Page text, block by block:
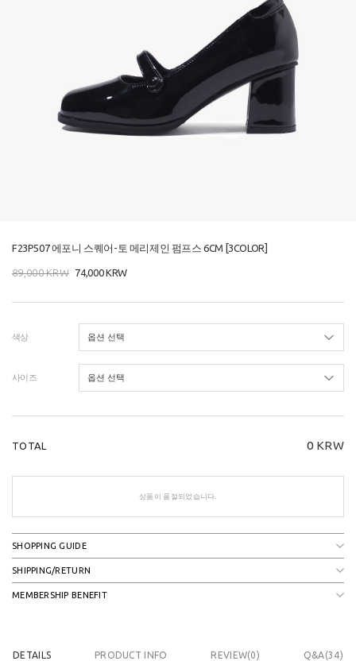
F23P507 에포니 스퀘어-토 메리제인 펌프스 6CM [3COLOR]
89,000KRW 74,000KRW
색상
사이즈
TOTAL 0 KRW
상품이 품절되었습니다.
SHOPPING GUIDE
SHIPPING/RETURN
MEMBERSHIP BENEFIT
DETAILS PRODUCT INFO REVIEW(0) Q&A(34)